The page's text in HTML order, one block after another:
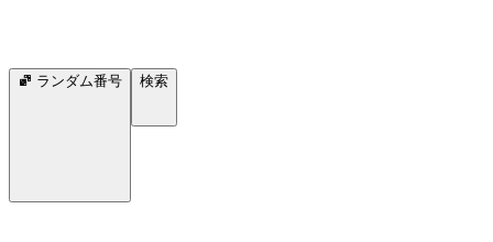
ランダム番号 検索